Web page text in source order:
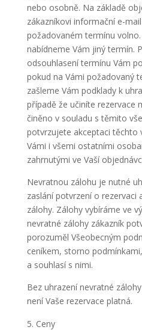
nebo osobně. Na základě
zákazníkovi informační e-
požadovaném termínu
nabídneme Vám jiný termín.
odsouhlasení termínu Vám
pokud na Vámi požadovaný
zašleme Vám podklady k
případě že učiníte rezervace
činěno v souladu s těmito
potvrzujete akceptaci těchto
Vámi i všemi ostatními
zahrnutými ve Vaší
Nevratnou zálohu je nutné
zaslání potvrzení o rezervaci
zálohy. Zálohy vybíráme ve
nevratné zálohy zákazník
porozuměl Všeobecným
ceníkem, storno
a souhlasí s nimi.
Bez uhrazení nevratné
není Vaše rezervace platná.
Ceny